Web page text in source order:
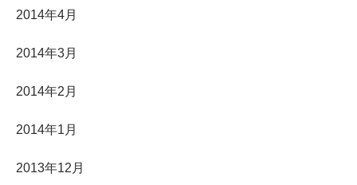
2014年4月
2014年3月
2014年2月
2014年1月
2013年12月